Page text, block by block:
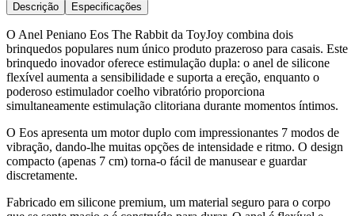
Descrição Especificações
O Anel Peniano Eos The Rabbit da ToyJoy combina dois
brinquedos populares num único produto prazeroso para casais. Este
brinquedo inovador oferece estimulação dupla: o anel de silicone
flexível aumenta a sensibilidade e suporta a ereção, enquanto o
poderoso estimulador coelho vibratório proporciona
simultaneamente estimulação clitoriana durante momentos íntimos.
O Eos apresenta um motor duplo com impressionantes 7 modos de
vibração, dando-lhe muitas opções de intensidade e ritmo. O design
compacto (apenas 7 cm) torna-o fácil de manusear e guardar
discretamente.
Fabricado em silicone premium, um material seguro para o corpo